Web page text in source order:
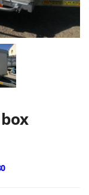
Attelage neuf Kia
Rio
50,00€
Tribenne Debon